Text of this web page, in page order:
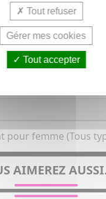
pour femme (Tous
AIMEREZ
Tout refuser
Gérer mes cookies
Tout accepter